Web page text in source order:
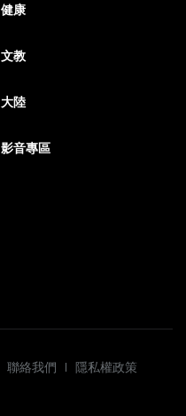
健康
文教
大陸
影音專區
聯絡我們
隱私權政策